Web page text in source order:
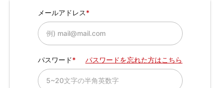
メールアドレス
パスワード パスワードを忘れた方はこちら